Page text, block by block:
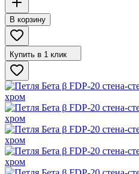
В корзину
Купить в 1 клик